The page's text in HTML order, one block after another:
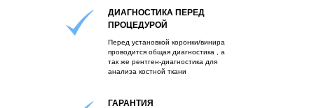
ДИАГНОСТИКА ПЕРЕД
ПРОЦЕДУРОЙ
Перед установкой коронки/винира
проводится общая диагностика , а
так же рентген-диагностика для
анализа костной ткани
ГАРАНТИЯ